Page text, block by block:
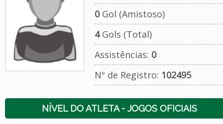
0Gol (Amistoso)
4Gols (Total)
Assistências: 0
Nº de Registro: 102495
NÍVEL DO ATLETA - JOGOS OFICIAIS